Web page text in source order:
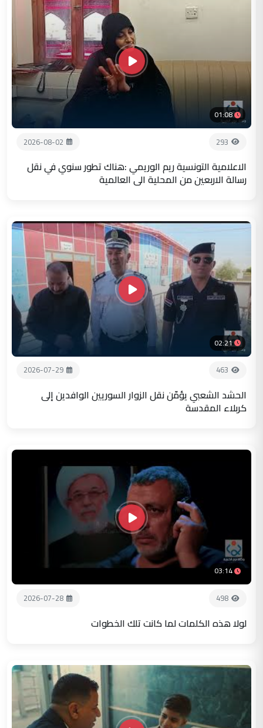
01:08
293
2026-08-02
الاعلامية التونسية ريم الوريمي :هناك تطور سنوي في نقل
رسالة الاربعين من المحلية الى العالمية
02:21
463
2026-07-29
الحشد الشعبي يؤمّن نقل الزوار السوريين الوافدين إلى
كربلاء المقدسة
03:14
498
2026-07-28
لولا هذه الكلمات لما كانت تلك الخطوات